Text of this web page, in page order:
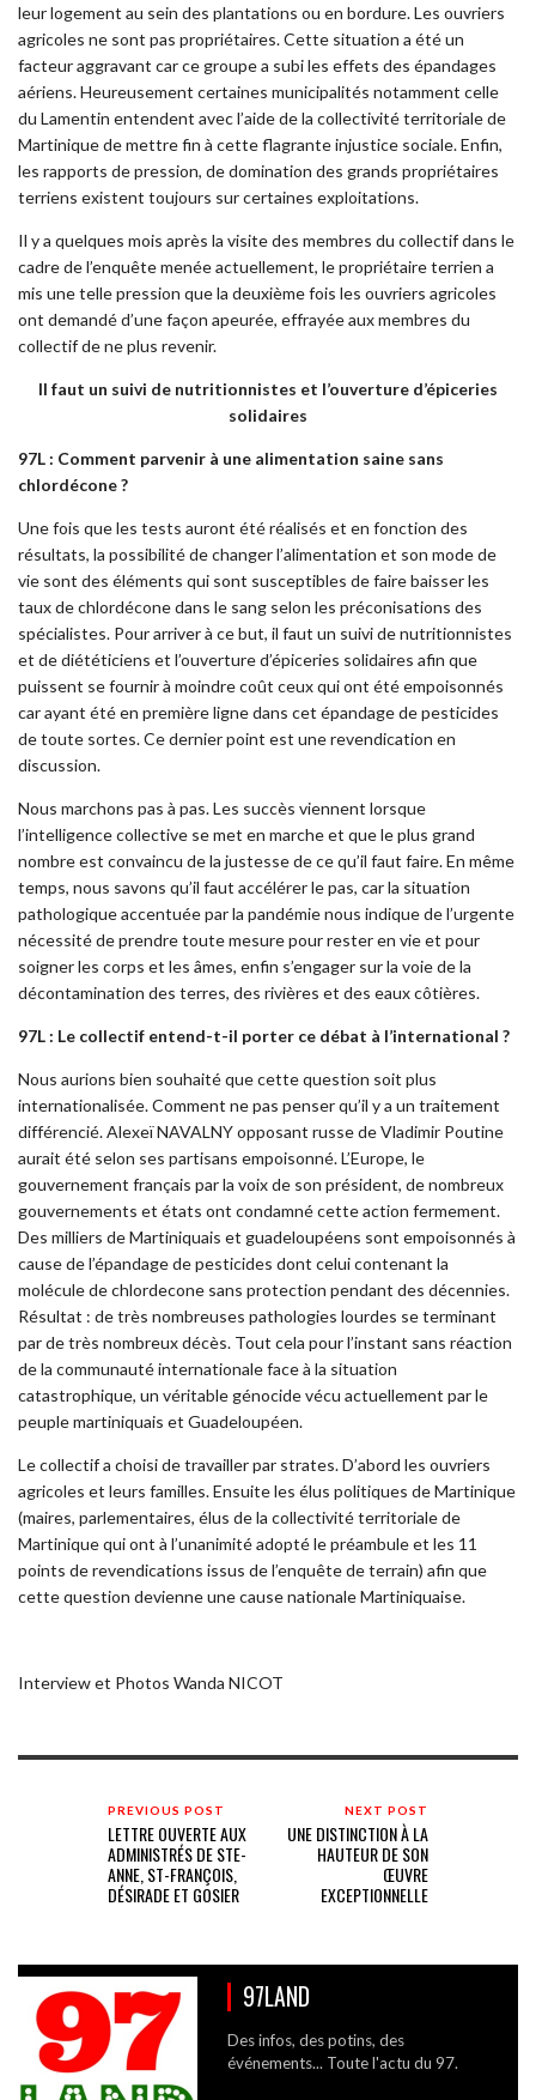
leur logement au sein des plantations ou en bordure. Les ouvriers
agricoles ne sont pas propriétaires. Cette situation a été un
facteur aggravant car ce groupe a subi les effets des épandages
aériens. Heureusement certaines municipalités notamment celle
du Lamentin entendent avec l’aide de la collectivité territoriale de
Martinique de mettre fin à cette flagrante injustice sociale. Enfin,
les rapports de pression, de domination des grands propriétaires
terriens existent toujours sur certaines exploitations.
Il y a quelques mois après la visite des membres du collectif dans le
cadre de l’enquête menée actuellement, le propriétaire terrien a
mis une telle pression que la deuxième fois les ouvriers agricoles
ont demandé d’une façon apeurée, effrayée aux membres du
collectif de ne plus revenir.
Il faut un suivi de nutritionnistes et l’ouverture d’épiceries
solidaires
97L : Comment parvenir à une alimentation saine sans
chlordécone ?
Une fois que les tests auront été réalisés et en fonction des
résultats, la possibilité de changer l’alimentation et son mode de
vie sont des éléments qui sont susceptibles de faire baisser les
taux de chlordécone dans le sang selon les préconisations des
spécialistes. Pour arriver à ce but, il faut un suivi de nutritionnistes
et de diététiciens et l’ouverture d’épiceries solidaires afin que
puissent se fournir à moindre coût ceux qui ont été empoisonnés
car ayant été en première ligne dans cet épandage de pesticides
de toute sortes. Ce dernier point est une revendication en
discussion.
Nous marchons pas à pas. Les succès viennent lorsque
l’intelligence collective se met en marche et que le plus grand
nombre est convaincu de la justesse de ce qu’il faut faire. En même
temps, nous savons qu’il faut accélérer le pas, car la situation
pathologique accentuée par la pandémie nous indique de l’urgente
nécessité de prendre toute mesure pour rester en vie et pour
soigner les corps et les âmes, enfin s’engager sur la voie de la
décontamination des terres, des rivières et des eaux côtières.
97L : Le collectif entend-t-il porter ce débat à l’international ?
Nous aurions bien souhaité que cette question soit plus
internationalisée. Comment ne pas penser qu’il y a un traitement
différencié. Alexeï NAVALNY opposant russe de Vladimir Poutine
aurait été selon ses partisans empoisonné. L’Europe, le
gouvernement français par la voix de son président, de nombreux
gouvernements et états ont condamné cette action fermement.
Des milliers de Martiniquais et guadeloupéens sont empoisonnés à
cause de l’épandage de pesticides dont celui contenant la
molécule de chlordecone sans protection pendant des décennies.
Résultat : de très nombreuses pathologies lourdes se terminant
par de très nombreux décès. Tout cela pour l’instant sans réaction
de la communauté internationale face à la situation
catastrophique, un véritable génocide vécu actuellement par le
peuple martiniquais et Guadeloupéen.
Le collectif a choisi de travailler par strates. D’abord les ouvriers
agricoles et leurs familles. Ensuite les élus politiques de Martinique
(maires, parlementaires, élus de la collectivité territoriale de
Martinique qui ont à l’unanimité adopté le préambule et les 11
points de revendications issus de l’enquête de terrain) afin que
cette question devienne une cause nationale Martiniquaise.
Interview et Photos Wanda NICOT
PREVIOUS POST
LETTRE OUVERTE AUX
ADMINISTRÉS DE STE-
ANNE, ST-FRANÇOIS,
DÉSIRADE ET GOSIER
NEXT POST
UNE DISTINCTION À LA
HAUTEUR DE SON
ŒUVRE
EXCEPTIONNELLE
97LAND
Des infos, des potins, des
événements... Toute l'actu du 97.